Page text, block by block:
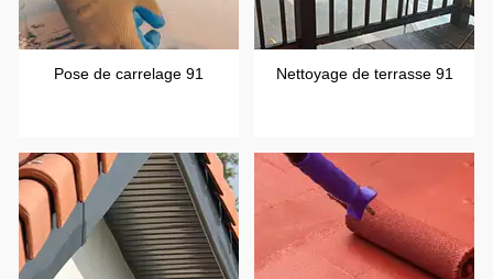
Pose de carrelage 91 Nettoyage de terrasse 91